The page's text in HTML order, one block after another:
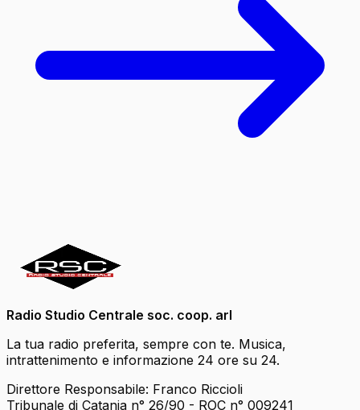
Radio Studio Centrale soc. coop. arl
La tua radio preferita, sempre con te. Musica,
intrattenimento e informazione 24 ore su 24.
Direttore Responsabile: Franco Riccioli
Tribunale di Catania n° 26/90 - ROC n° 009241